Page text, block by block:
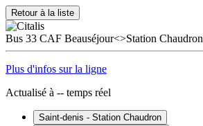
Retour à la liste
Bus 33 CAF Beauséjour<>Station Chaudron
Plus d'infos sur la ligne
Actualisé à -- temps réel
Saint-denis - Station Chaudron